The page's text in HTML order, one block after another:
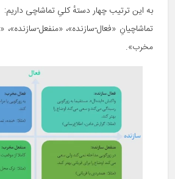
به این ترتیب چهار دستهٔ کلیِ تماشاچی داریم:
تماشاچیانِ «فعال-سازنده»، «منفعل-
مخرب».‌‌‌‌‌‌‌‌‌‌‌‌‌‌‌‌‌‌‌‌